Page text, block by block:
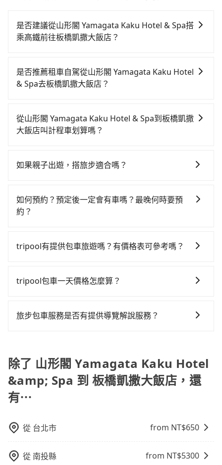
是否建議從山形閣 Yamagata Kaku Hotel & Spa搭
乘高鐵前往板橋凱撒大飯店？
撒大飯店絕非最佳選擇，高鐵較貴、費時、轉車麻煩，
且難叫計程車前往高鐵站！南港-板橋雖然一天最多時有
Yamagata Kaku Hotel & Spa (宜蘭縣礁溪鄉) 前往最靠
近的南港高鐵站，叫一輛計程車花費約900元、車程約
的高鐵從南港站前往板橋高鐵站，每人票價70元，再用
加上轉車時間共1小時38分鐘，假設5位同行，高鐵加轉
乘之平均每人花費為430元。不過宜蘭縣領有合法執照的
使幸運攔到一輛小黃了，宜蘭縣少部分小黃司機不按表
380元，費時1小時。選擇搭乘高鐵而不預約包車，不僅
是三人以下要乘車，也可參考tripool的拼車共乘服務，
是否推薦租車自駕從山形閣 Yamagata Kaku Hotel
& Spa去板橋凱撒大飯店？
時不需要閉目養神（因為要自己開車），最重要的是你
當天就要來回，那在宜蘭路邊可隨租隨借的iRent應該是
閣 Yamagata Kaku Hotel & Spa到板橋凱撒大飯店的花
的每小時40元路邊停車費用預估進去，但額外的汽車保
險與可能的罰單都需自付。再者，和運的iRent只提供最
七人座或九人座可供選擇，而且無人租車最令人詬病的
透一樣。另外，偶爾也會遇到明明已經預約了時間但上
有不小的風險。最後，雖然路邊隨租隨還看似方便，但
從山形閣 Yamagata Kaku Hotel & Spa到板橋凱撒
大飯店叫計程車划算嗎？
灣大車隊、Uber、Line Taxi、Yoxi等，如果在路邊攔不
全計程車等叫車看看。依照里程跳錶計算，價格約為
1,290~1,500元間，若改選tripool的專車服務可再更便
0.9%，也就是說要臨時叫到小黃的難度是台北或新北的
場被坑受騙。雖然山形閣 Yamagata Kaku Hotel & Spa
一輛tripool的九人座廂型車最高可省$700。
如果親子出遊，搭旅步適合嗎？
椅及兒童用增高墊供您選購(租借300元/個)，讓您和孩子
出遊時安全更有保障。
如何預約？預定後一定會有車嗎？最晚何時要預
約？
橋凱撒大飯店的專車接送服務，可直接線上輸入上下車
後，隨即會在手機上收到簡訊以及電子郵件確認信，如
tripool保證出車。一般建議出發前一天中午以前完成預
tripool有提供包車旅遊嗎？有價格表可參考嗎？
Yamagata Kaku Hotel & Spa的包車旅遊，從單純的單
需求。價格透明、無隱藏費用，網站試算即真實價格，
車、休旅車、或九人座箱型車，如需10人以上巴士，請
來信洽詢。
tripool包車一天價格怎麼算？
需行程的公里數及車型而有所不同，建議可以直接上旅
旅步包車服務是否有提供導覽解說服務？
booking@tripool.app聯繫我們，將有專人協助回覆確
認是否能協助安排。
除了 山形閣 Yamagata Kaku Hotel
&amp; Spa 到 板橋凱撒大飯店，還
有⋯
從 台北市 from NT$650
從 南投縣 from NT$5300